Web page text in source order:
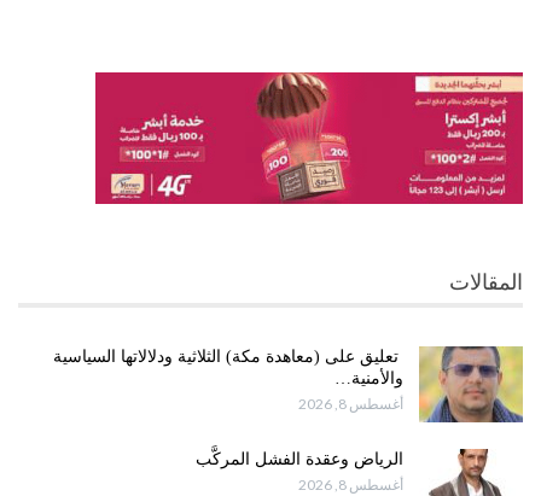
المقالات
تعليق على (معاهدة مكة) الثلاثية ودلالاتها السياسية
والأمنية…
أغسطس 8, 2026
الرياض وعقدة الفشل المركَّب
أغسطس 8, 2026